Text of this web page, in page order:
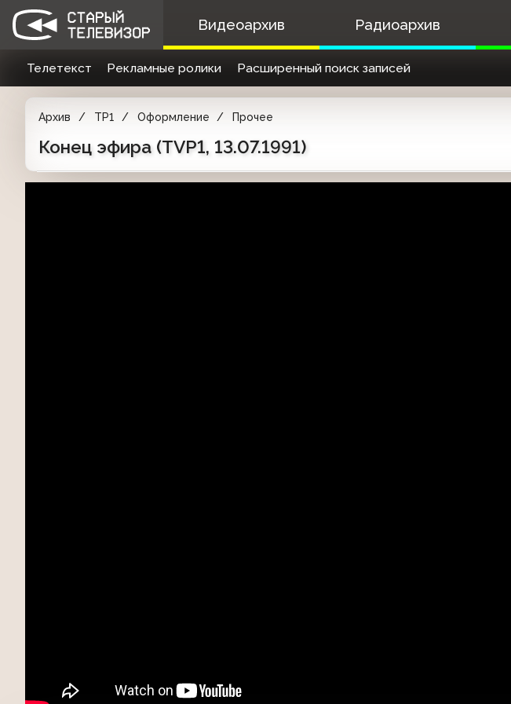
Видеоархив Радиоархив
Телетекст Рекламные ролики Расширенный поиск записей
Архив TP1 Оформление Прочее
Конец эфира (TVP1, 13.07.1991)